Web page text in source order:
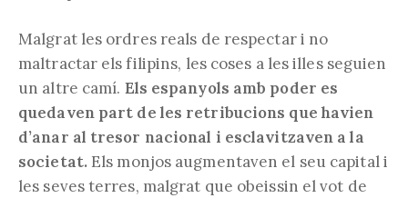
Malgrat les ordres reals de respectar i no
maltractar els filipins, les coses a les illes seguien
un altre camí. Els espanyols amb poder es
quedaven part de les retribucions que havien
d’anar al tresor nacional i esclavitzaven a la
societat.Els monjos augmentaven el seu capital i
les seves terres, malgrat que obeissin el vot de